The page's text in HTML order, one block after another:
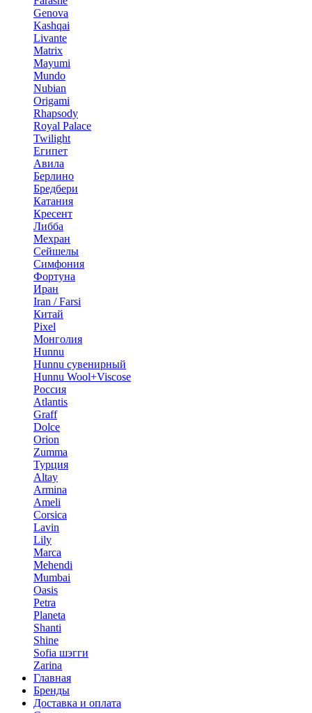
Genova
Kashqai
Livante
Matrix
Mayumi
Mundo
Nubian
Origami
Rhapsody
Royal Palace
Twilight
Египет
Авила
Берлино
Бредбери
Катания
Кресент
Либба
Мехран
Сейшелы
Симфония
Фортуна
Иран
Iran / Farsi
Китай
Pixel
Монголия
Hunnu
Hunnu сувенирный
Hunnu Wool+Viscose
Россия
Atlantis
Graff
Dolce
Orion
Zumma
Турция
Altay
Armina
Ameli
Corsica
Lavin
Lily
Marca
Mehendi
Mumbai
Oasis
Petra
Planeta
Shanti
Shine
Sofia шэгги
Zarina
Главная
Бренды
Доставка и оплата